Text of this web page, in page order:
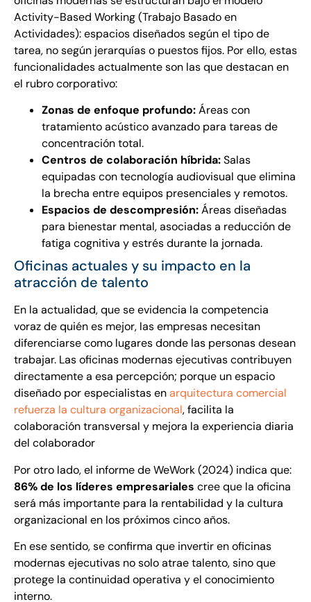
Activity-Based Working (Trabajo Basado en
Actividades): espacios diseñados según el tipo de
tarea, no según jerarquías o puestos fijos. Por ello, estas
funcionalidades actualmente son las que destacan en
el rubro corporativo:
Zonas de enfoque profundo:Áreas con
tratamiento acústico avanzado para tareas de
concentración total.
Centros de colaboración híbrida:Salas
equipadas con tecnología audiovisual que elimina
la brecha entre equipos presenciales y remotos.
Espacios de descompresión:Áreas diseñadas
para bienestar mental, asociadas a reducción de
fatiga cognitiva y estrés durante la jornada.
Oficinas actuales y su impacto en la
atracción de talento
En la actualidad, que se evidencia la competencia
voraz de quién es mejor, las empresas necesitan
diferenciarse como lugares donde las personas desean
trabajar. Las oficinas modernas ejecutivas contribuyen
directamente a esa percepción; porque un espacio
diseñado por especialistas enarquitectura comercial
refuerza la cultura organizacional, facilita la
colaboración transversal y mejora la experiencia diaria
del colaborador
Por otro lado, el informe de WeWork (2024) indica que:
86% de los líderes empresariales cree que la oficina
será más importante para la rentabilidad y la cultura
organizacional en los próximos cinco años.
En ese sentido, se confirma que invertir en oficinas
modernas ejecutivas no solo atrae talento, sino que
protege la continuidad operativa y el conocimiento
interno.